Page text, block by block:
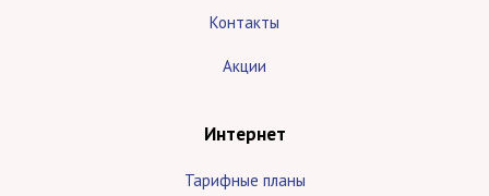
Контакты
Акции
Интернет
Тарифные планы